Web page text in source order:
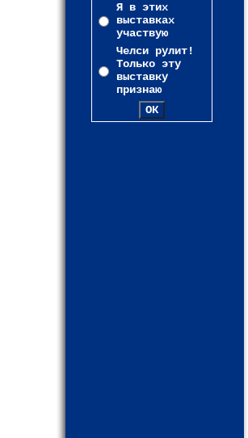
Я в этих
выставках
участвую
Челси рулит!
Только эту
выставку
признаю